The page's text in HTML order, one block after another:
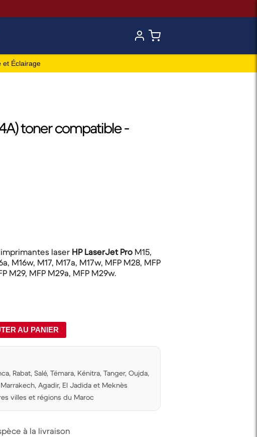
et Éclairage
toner compatible -
laser HP LaserJet Pro M15,
M16w, M17, M17a, M17w, MFP M28, MFP
M29, MFP M29a, MFP M29w.
AU PANIER
Rabat, Salé, Témara, Kénitra, Tanger, Oujda,
Agadir, El Jadida et Meknès
villes et régions du Maroc
à la livraison